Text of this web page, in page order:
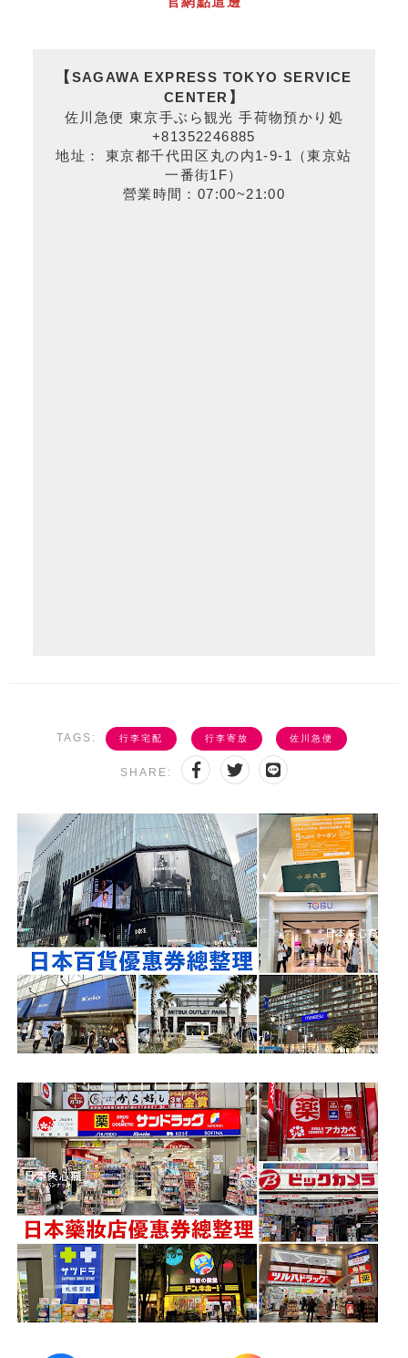
【 SAGAWA EXPRESS TOKYO SERVICE
CENTER 】
佐川急便 東京手ぶら観光 手荷物預かり処
+81352246885
地址： 東京都千代田区丸の内1-9-1（東京站
一番街1F）
營業時間：07:00~21:00
TAGS: 行李宅配 行李寄放 佐川急便
SHARE: